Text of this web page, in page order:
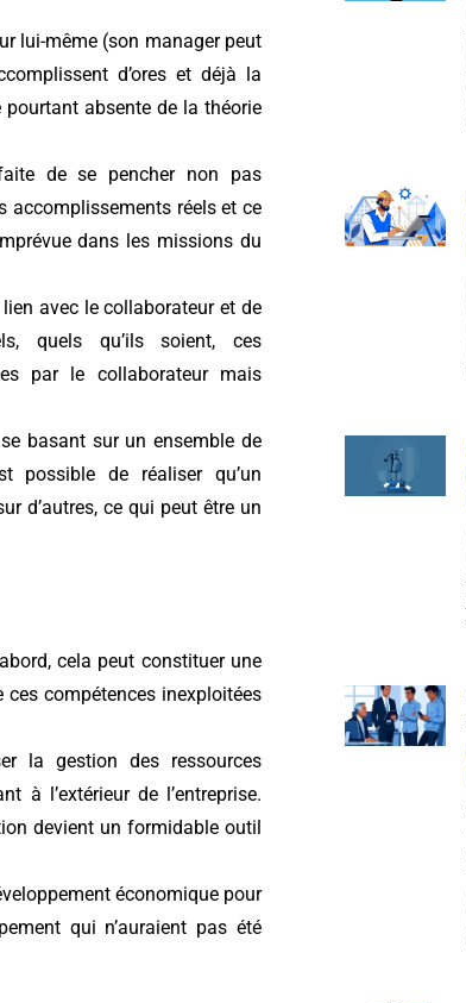
lui-même (son manager peut
d’ores et déjà la
absente de la théorie
de se pencher non pas
accomplissements réels et ce
dans les missions du
avec le collaborateur et de
quels qu’ils soient, ces
par le collaborateur mais
basant sur un ensemble de
possible de réaliser qu’un
d’autres, ce qui peut être un
cela peut constituer une
compétences inexploitées
la gestion des ressources
à l’extérieur de l’entreprise.
devient un formidable outil
économique pour
qui n’auraient pas été